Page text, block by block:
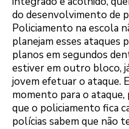
do desenvolvimento de
Policiamento na escola
planejam esses ataques
planos em segundos
estiver em outro bloco,
jovem efetuar o ataque.
momento para o
que o policiamento fica
polícias sabem que não